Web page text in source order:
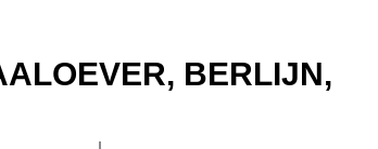
BERLIJN,